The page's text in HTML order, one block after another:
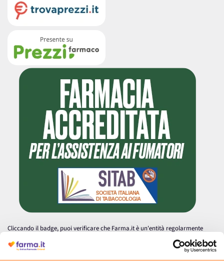
Cliccando il badge, puoi verificare che Farma.it è un'entità regolarmente
autorizzata dal Ministero della Salute a effettuare la vendita online di
medicinali.